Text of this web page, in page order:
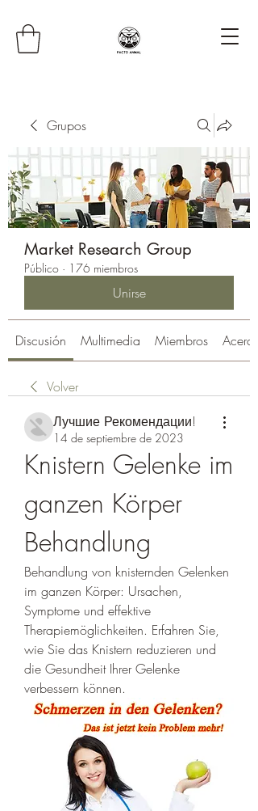
Grupos
Market Research Group
Público · 176 miembros
Unirse
Discusión Multimedia Miembros Acerca
Volver
Лучшие Рекомендации!
14 de septiembre de 2023
Knistern Gelenke im
ganzen Körper
Behandlung
Behandlung von knisternden Gelenken
im ganzen Körper: Ursachen,
Symptome und effektive
Therapiemöglichkeiten. Erfahren Sie,
wie Sie das Knistern reduzieren und
die Gesundheit Ihrer Gelenke
verbessern können.